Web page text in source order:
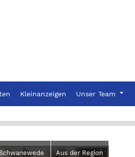
Kleinanzeigen Unser Team
Aus der Region